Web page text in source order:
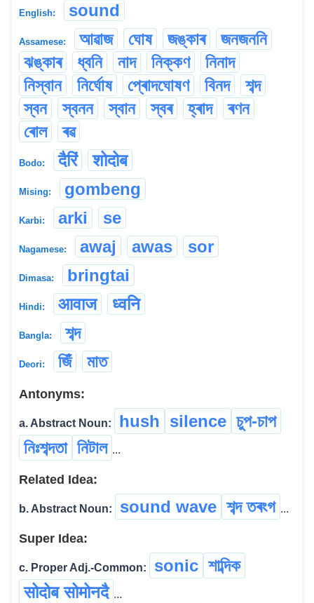
English: sound
Assamese: আৱাজ ঘোষ জঙ্কাৰ
জনজননি
ঝঙ্কাৰ
ধ্বনি নাদ নিক্কণ
নিনাদ
নিস্বান
নিৰ্ঘোষ প্ৰোদঘোষণ বিনদ
শব্দ
স্বন
স্বনন স্বান স্বৰ হ্ৰাদ
ৰণন
ৰোল
ৰৱ
Bodo: दैरिं शोदोब
Mising: gombeng
Karbi: arki se
Nagamese: awaj awas sor
Dimasa: bringtai
Hindi: आवाज ध्वनि
Bangla: শব্দ
Deori: জিঁ মাত
Antonyms:
a. Abstract Noun: hush silence চুপ-চাপ
নিঃশব্দতা নিটাল ...
Related Idea:
b. Abstract Noun: sound wave শব্দ তৰংগ ...
Super Idea:
c. Proper Adj.-Common: sonic শাব্দিক
सोदोब सोमोनदै ...